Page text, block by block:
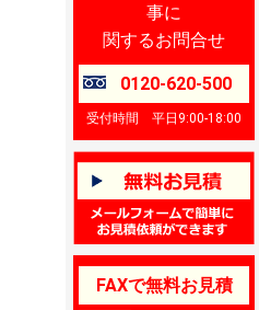
事に
関するお問合せ
0120-620-500
受付時間 平日9:00-18:00
FAXで無料お見積